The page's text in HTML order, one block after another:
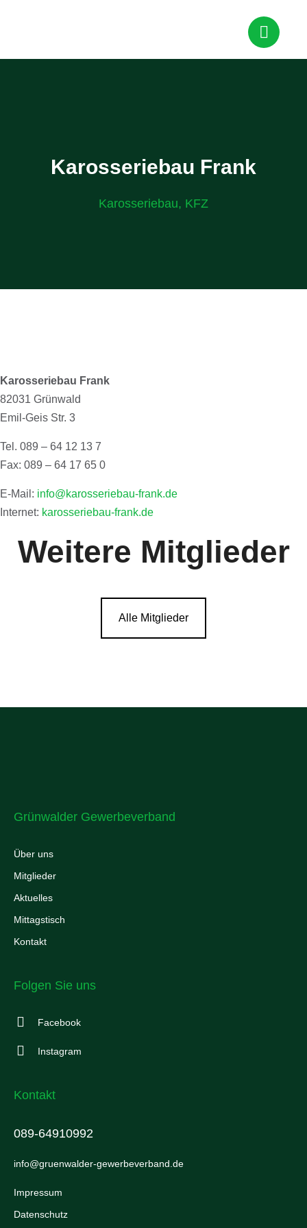
Karosseriebau Frank
Karosseriebau, KFZ
Karosseriebau Frank
82031 Grünwald
Emil-Geis Str. 3
Tel. 089 – 64 12 13 7
Fax: 089 – 64 17 65 0
E-Mail: info@karosseriebau-frank.de
Internet: karosseriebau-frank.de
Weitere Mitglieder
Alle Mitglieder
Grünwalder Gewerbeverband
Über uns
Mitglieder
Aktuelles
Mittagstisch
Kontakt
Folgen Sie uns
Facebook
Instagram
Kontakt
089-64910992
info@gruenwalder-gewerbeverband.de
Impressum
Datenschutz